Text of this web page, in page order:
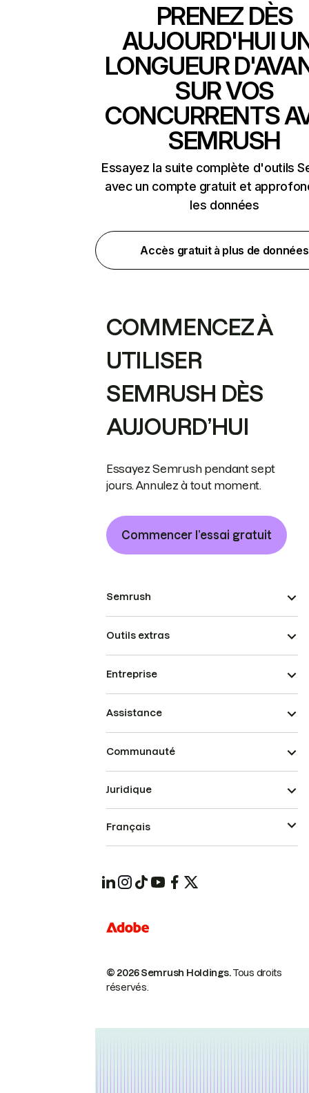
PRENEZ DÈS
AUJOURD'HUI
LONGUEUR
SUR VOS
CONCURRENTS
SEMRUSH
Essayez la suite complète d'outils
avec un compte gratuit et
les données
Accès gratuit à plus de données
COMMENCEZ À
UTILISER
SEMRUSH DÈS
AUJOURD’HUI
Essayez Semrush pendant sept
jours. Annulez à tout moment.
Commencer l’essai gratuit
Semrush
Outils extras
Entreprise
Assistance
Communauté
© 2026 Semrush Holdings.Tous droits
réservés.
Juridique
Français